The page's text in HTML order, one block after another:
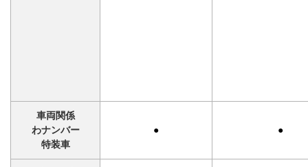
車両関係
わナンバー
特装車
● ●